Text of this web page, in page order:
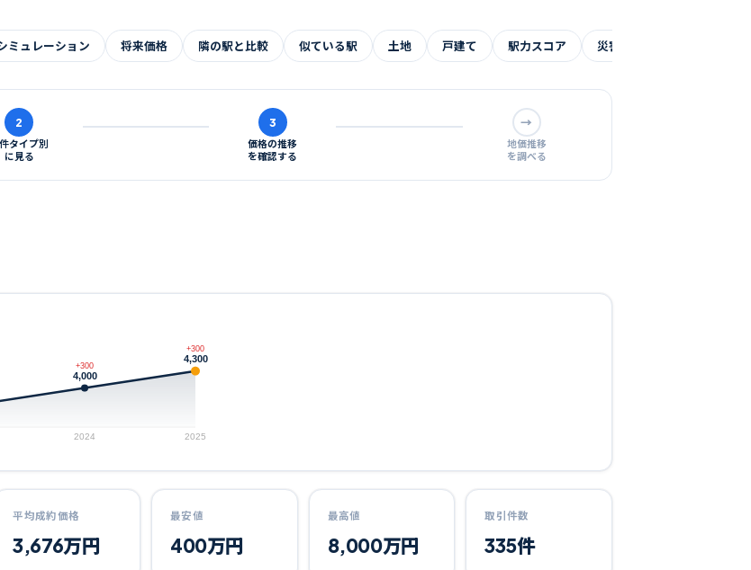
ミュレーション 将来価格 隣の駅と比較 似ている駅 土地 戸建て 駅力スコア 災害リスク
2
タイプ別
に見る
3
価格の推移
を確認する
→
地価推移
を調べる
4,000
+300
2024
4,300
+300
2025
平均成約価格
3,676万円
最安値
400万円
最高値
8,000万円
取引件数
335件